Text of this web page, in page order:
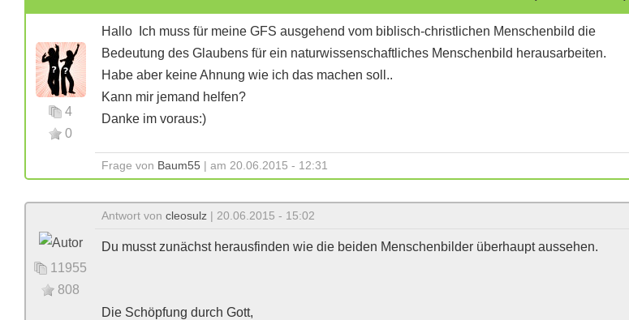
4
0
Hallo Ich muss für meine GFS ausgehend vom biblisch-christlichen Menschenbild die
Bedeutung des Glaubens für ein naturwissenschaftliches Menschenbild herausarbeiten.
Habe aber keine Ahnung wie ich das machen soll..
Kann mir jemand helfen?
Danke im voraus:)
Frage von Baum55 | am 20.06.2015 - 12:31
11955
808
Antwort von cleosulz | 20.06.2015 - 15:02
Du musst zunächst herausfinden wie die beiden Menschenbilder überhaupt aussehen.
Die Schöpfung durch Gott,